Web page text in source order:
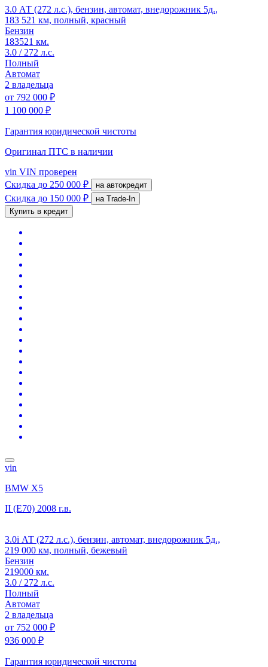
3.0 АТ (272 л.с.), бензин, автомат, внедорожник 5д.,
183 521 км, полный, красный
Бензин
183521 км.
3.0 / 272 л.с.
Полный
Автомат
2 владельца
от 792 000 ₽
1 100 000 ₽
Гарантия юридической чистоты
Оригинал ПТС в наличии
vin VIN проверен
Скидка до 250 000 ₽ на автокредит
Скидка до 150 000 ₽
на Trade-In
Купить в кредит
vin
BMW X5
II (E70) 2008 г.в.
3.0i АТ (272 л.с.), бензин, автомат, внедорожник 5д.,
219 000 км, полный, бежевый
Бензин
219000 км.
3.0 / 272 л.с.
Полный
Автомат
2 владельца
от 752 000 ₽
936 000 ₽
Гарантия юридической чистоты